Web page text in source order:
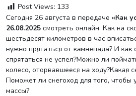
Post Views: 133
Сегодня 26 августа в передаче «Как
26.08.2025 смотреть онлайн. Как на
шестьдесят километров в час
нужно прятаться от камнепада? И как
спрятаться не успел?Можно ли
колесо, оторвавшееся на ходу?Какая
Поможет ли снегоход для того, чтобы
массы?